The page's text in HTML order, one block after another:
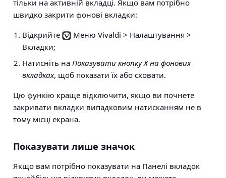
тільки на активній вкладці. Якщо вам потрібно
швидко закрити фонові вкладки:
Відкрийте
Меню Vivaldi > Налаштування >
Вкладки;
Натисніть на Показувати кнопку X на фонових
вкладках, щоб показати їх або сховати.
Цю функію краще відключити, якщо ви почнете
закривати вкладки випадковим натисканням не в
тому місці екрана.
Показувати лише значок
Якщо вам потрібно показувати на Панелі вкладок